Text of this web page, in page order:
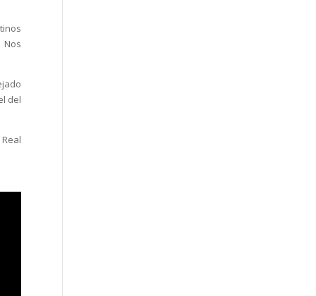
del